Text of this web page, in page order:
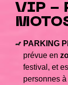
VIP -
PARKING
prévue en
festival, et
personnes